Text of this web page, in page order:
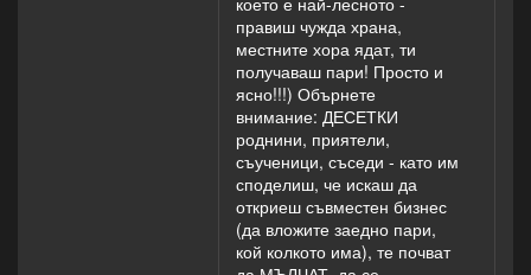
правиш чужда храна,
местните хора ядат, ти
получаваш пари! Просто и
ясно!!!) Обърнете
внимание: ДЕСЕТКИ
роднини, приятели,
съученици, съседи - като им
споделиш, че искаш да
откриеш съвместен бизнес
(да вложите заедно пари,
кой колкото има), те почват